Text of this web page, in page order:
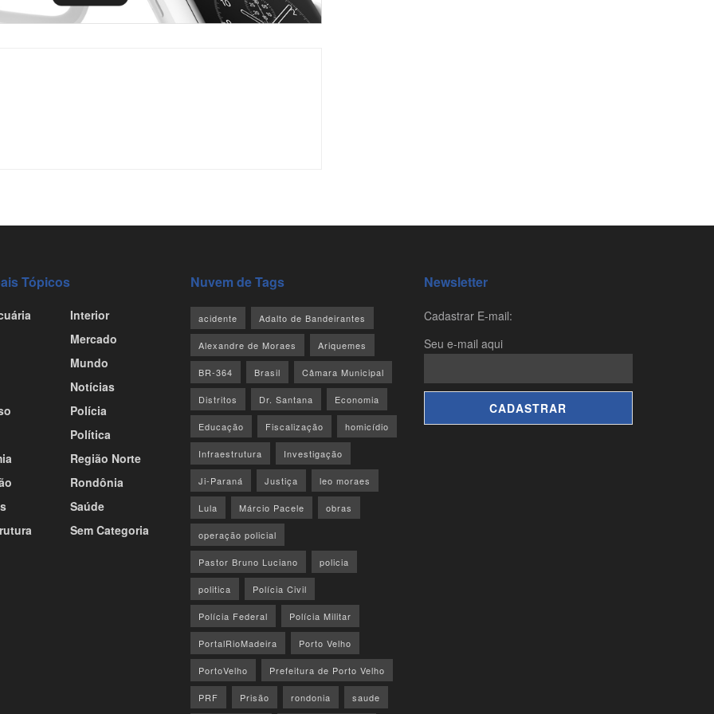
Tópicos
Interior
Mercado
Mundo
Notícias
Polícia
Política
Região Norte
Rondônia
Saúde
Sem Categoria
Nuvem de Tags
acidente Adalto de Bandeirantes
Alexandre de Moraes Ariquemes
BR-364 Brasil Câmara Municipal
Distritos Dr. Santana Economia
Educação Fiscalização homicídio
Infraestrutura Investigação
Ji-Paraná Justiça leo moraes
Lula Márcio Pacele obras
operação policial
Pastor Bruno Luciano policia
politica Polícia Civil
Polícia Federal Polícia Militar
PortalRioMadeira Porto Velho
PortoVelho Prefeitura de Porto Velho
PRF Prisão rondonia saude
Newsletter
Cadastrar E-mail:
Seu e-mail aqui